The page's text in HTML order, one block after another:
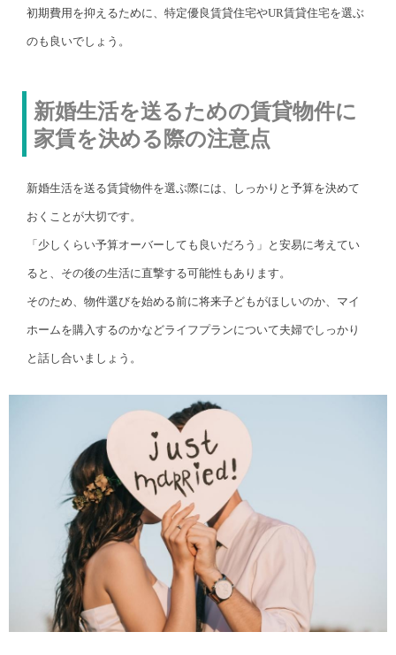
初期費用を抑えるために、特定優良賃貸住宅やUR賃貸住宅を選ぶ
のも良いでしょう。
新婚生活を送るための賃貸物件に
家賃を決める際の注意点
新婚生活を送る賃貸物件を選ぶ際には、しっかりと予算を決めて
おくことが大切です。
「少しくらい予算オーバーしても良いだろう」と安易に考えてい
ると、その後の生活に直撃する可能性もあります。
そのため、物件選びを始める前に将来子どもがほしいのか、マイ
ホームを購入するのかなどライフプランについて夫婦でしっかり
と話し合いましょう。